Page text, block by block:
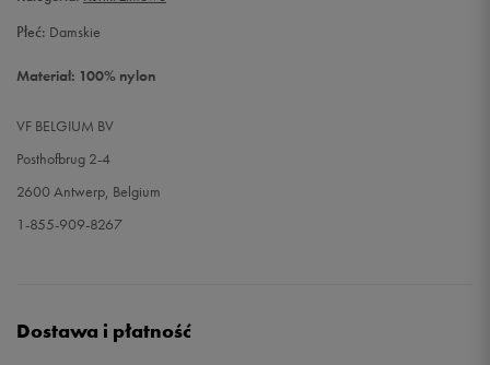
Płeć: Damskie
Materiał: 100% nylon
VF BELGIUM BV
Posthofbrug 2-4
2600 Antwerp, Belgium
1-855-909-8267
Dostawa i płatność